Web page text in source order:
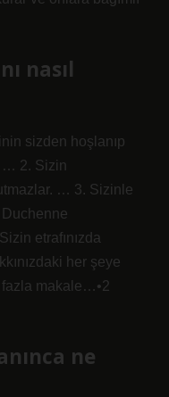
nasıl
sizden hoşlanıp
… 2. Sizin
… 3. Sizinle
etrafınızda
her şeye
fazla makale…•2
ne